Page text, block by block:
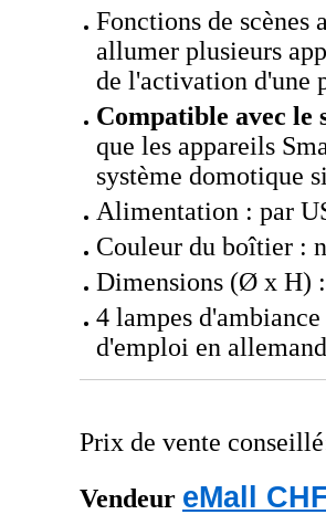
Fonctions de scènes
allumer plusieurs
de l'activation d'une
Compatible avec le
que les appareils
système domotique
Alimentation : par
Couleur du boîtier :
Dimensions (Ø x H)
4 lampes
d'emploi en allemand
Prix de vente
Vendeur eMall